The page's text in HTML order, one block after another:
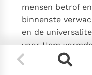
mensen betrof
binnenste
en de
voor Hem
tegelijkertijd de